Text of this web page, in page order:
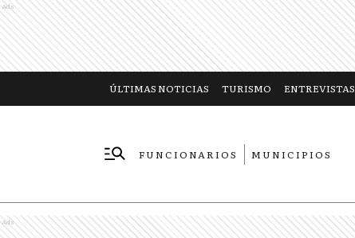
Ads
ÚLTIMAS NOTICIAS TURISMO ENTREVISTAS
FUNCIONARIOS
MUNICIPIOS
Ads